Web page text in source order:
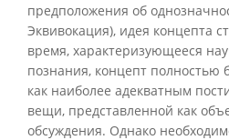
предположения об
Эквивокация), идея концепта
время, характеризующееся
познания, концепт
как наиболее адекватным
вещи, представленной как
обсуждения. Однако